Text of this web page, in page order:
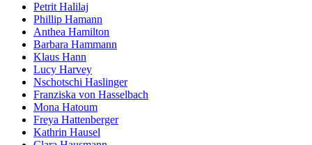
Petrit Halilaj
Phillip Hamann
Anthea Hamilton
Barbara Hammann
Klaus Hann
Lucy Harvey
Nschotschi Haslinger
Franziska von Hasselbach
Mona Hatoum
Freya Hattenberger
Kathrin Hausel